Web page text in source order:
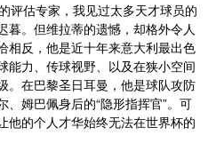
评估专家，我见过太多天才球员的
暮。但维拉蒂的遗憾，却格外令人
相反，他是近十年来意大利最出色
能力、传球视野、以及在狭小空间
。在巴黎圣日耳曼，他是球队攻防
姆巴佩身后的“隐形指挥官”。可
他的个人才华始终无法在世界杯的